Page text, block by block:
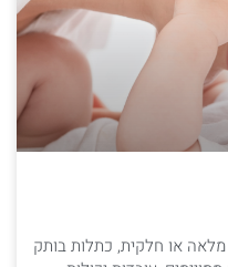
או חלקית, כתלות בותק